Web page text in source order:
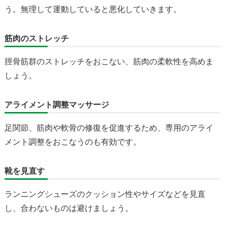
う。無理して運動していると悪化していきます。
筋肉のストレッチ
脛骨筋群のストレッチをおこない、筋肉の柔軟性を高めま
しょう。
アライメント調整マッサージ
足関節、筋肉や軟骨の修復を促進するため、専用のアライ
メント調整をおこなうのも有効です。
靴を見直す
ランニングシューズのクッション性やサイズなどを見直
し、合わないものは避けましょう。